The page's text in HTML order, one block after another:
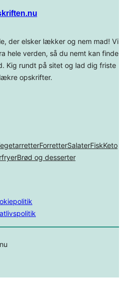
der elsker lækker og nem mad! Vi
hele verden, så du nemt kan finde
Kig rundt på sitet og lad dig friste
opskrifter.
ForretterSalaterFiskKeto
Brød og desserter